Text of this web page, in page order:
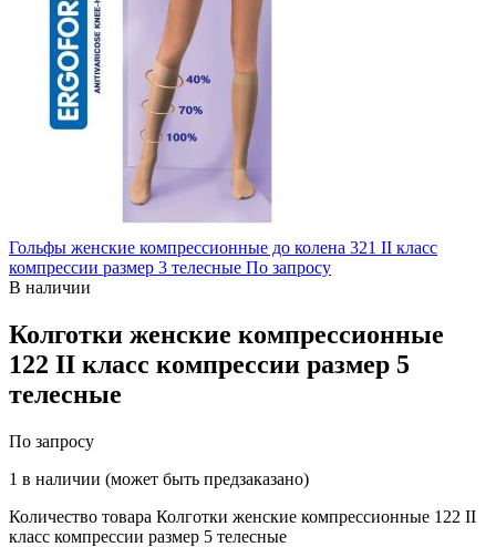
Гольфы женские компрессионные до колена 321 II класс
компрессии размер 3 телесные По запросу
В наличии
Колготки женские компрессионные
122 II класс компрессии размер 5
телесные
По запросу
1 в наличии (может быть предзаказано)
Количество товара Колготки женские компрессионные 122 II
класс компрессии размер 5 телесные